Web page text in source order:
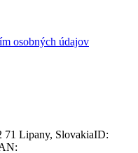
osobných údajov
71 Lipany, SlovakiaID: